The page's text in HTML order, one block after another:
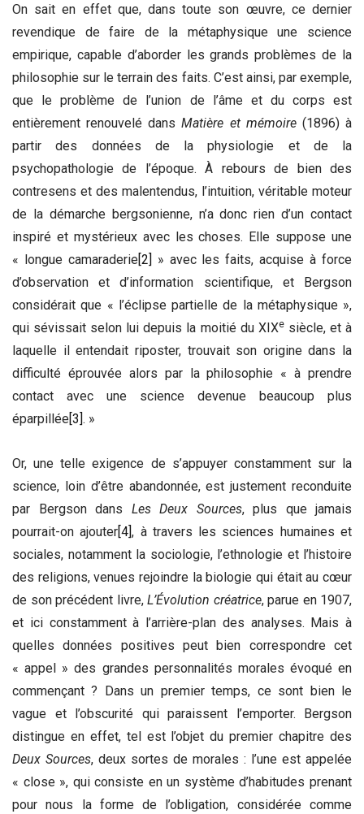
On sait en effet que, dans toute son œuvre, ce dernier
revendique de faire de la métaphysique une science
empirique, capable d’aborder les grands problèmes de la
philosophie sur le terrain des faits. C’est ainsi, par exemple,
que le problème de l’union de l’âme et du corps est
entièrement renouvelé dansMatière et mémoire(1896) à
partir des données de la physiologie et de la
psychopathologie de l’époque. À rebours de bien des
contresens et des malentendus, l’intuition, véritable moteur
de la démarche bergsonienne, n’a donc rien d’un contact
inspiré et mystérieux avec les choses. Elle suppose une
« longue camaraderie[2] » avec les faits, acquise à force
d’observation et d’information scientifique, et Bergson
considérait que « l’éclipse partielle de la métaphysique »,
qui sévissait selon lui depuis la moitié du XIXesiècle, et à
laquelle il entendait riposter, trouvait son origine dans la
difficulté éprouvée alors par la philosophie « à prendre
contact avec une science devenue beaucoup plus
éparpillée[3]. »
Or, une telle exigence de s’appuyer constamment sur la
science, loin d’être abandonnée, est justement reconduite
par Bergson dans Les Deux Sources, plus que jamais
pourrait-on ajouter[4], à travers les sciences humaines et
sociales, notamment la sociologie, l’ethnologie et l’histoire
des religions, venues rejoindre la biologie qui était au cœur
de son précédent livre, L’Évolution créatrice, parue en 1907,
et ici constamment à l’arrière-plan des analyses. Mais à
quelles données positives peut bien correspondre cet
« appel » des grandes personnalités morales évoqué en
commençant ? Dans un premier temps, ce sont bien le
vague et l’obscurité qui paraissent l’emporter. Bergson
distingue en effet, tel est l’objet du premier chapitre des
Deux Sources, deux sortes de morales : l’une est appelée
« close », qui consiste en un système d’habitudes prenant
pour nous la forme de l’obligation, considérée comme